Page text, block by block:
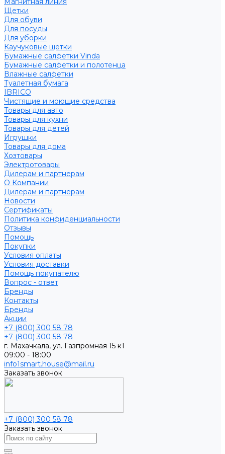
Щетки
Для обуви
Для посуды
Для уборки
Каучуковые щетки
Бумажные салфетки Vinda
Бумажные салфетки и полотенца
Влажные салфетки
Туалетная бумага
IBRICO
Чистящие и моющие средства
Товары для авто
Товары для кухни
Товары для детей
Игрушки
Товары для дома
Хозтовары
Электротовары
Дилерам и партнерам
О Компании
Дилерам и партнерам
Новости
Сертификаты
Политика конфиденциальности
Отзывы
Помощь
Покупки
Условия оплаты
Условия доставки
Помощь покупателю
Вопрос - ответ
Бренды
Контакты
Бренды
Акции
+7 (800) 300 58 78
+7 (800) 300 58 78
г. Махачкала, ул. Газпромная 15 к1
09:00 - 18:00
info1smart.house@mail.ru
Заказать звонок
+7 (800) 300 58 78
Заказать звонок